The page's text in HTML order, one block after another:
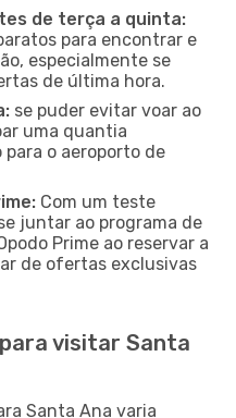
de terça a quinta:
para encontrar e
especialmente se
de última hora.
se puder evitar voar ao
uma quantia
o aeroporto de
Com um teste
juntar ao programa de
Prime ao reservar a
de ofertas exclusivas
visitar Santa
Santa Ana varia